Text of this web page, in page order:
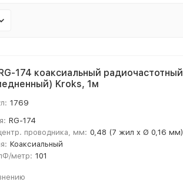
174 коаксиальный радиочастотный
Kroks, 1м
1769
RG-174
проводника, мм: 0,48 (7 жил x Ø 0,16 мм)
Коаксиальный
метр: 101